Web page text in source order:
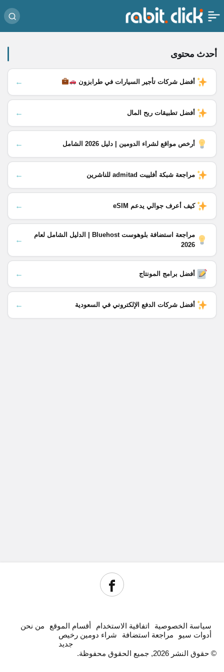
أحدث محتوى
أفضل شركات تأجير السيارات في طرابزون ←
أفضل تطبيقات ربح المال ←
أرخص مواقع لشراء الدومين | دليل 2026 الشامل ←
مراجعة شبكة أفلييت admitad للناشرين ←
كيف أعرف جوالي يدعم eSIM ←
مراجعة استضافة بلوهوست Bluehost | الدليل الشامل لعام
2026
←
أفضل برامج المونتاج ←
أفضل شركات الدفع الإلكتروني في السعودية ←
سياسة الخصوصية اتفاقية الاستخدام أقسام الموقع
من نحن
أدوات سيو
مراجعة استضافة
شراء دومين رخيص
جديد
© حقوق النشر 2026, جميع الحقوق محفوظة.